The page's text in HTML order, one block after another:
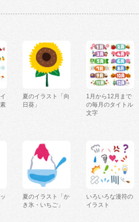
夏のイラスト「向
日葵」
1月から12月まで
の毎月のタイトル
文字
夏のイラスト「か
き氷・いちご」
いろいろな漫符の
イラスト